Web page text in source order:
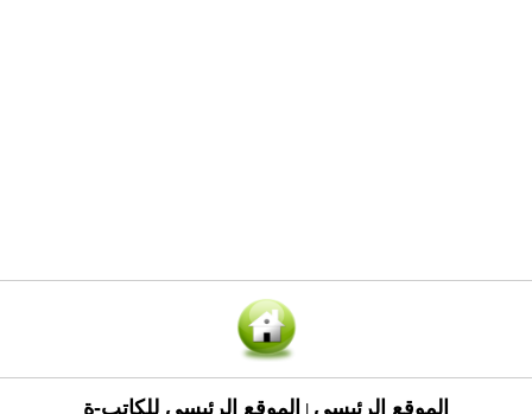
الموقع الرئيسي الموقع الرئيسي للكاتب-ة